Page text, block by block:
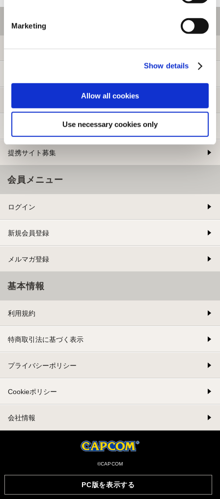
Marketing
Show details
Allow all cookies
Use necessary cookies only
PC版を表示する
ご利用情報
初めての方へ
提携サイト募集
会員メニュー
ログイン
新規会員登録
メルマガ登録
基本情報
利用規約
特商取引法に基づく表示
プライバシーポリシー
Cookieポリシー
会社情報
©CAPCOM